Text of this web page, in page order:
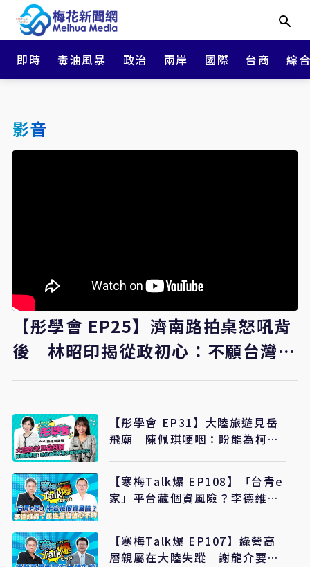
即時 毒油風暴 政治 兩岸 國際 台商 綜
影音
【彤學會 EP25】濟南路拍桌怒吼背
後 林昭印揭從政初心：不願台灣民
主被踐踏
【彤學會 EP31】大陸旅遊見岳
飛廟 陳佩琪哽咽：盼能為柯文
【寒梅Talk爆 EP108】「台青e
家」平台藏個資風險？李德維
【寒梅Talk爆 EP107】綠營高
層親屬在大陸失蹤 謝龍介要陸